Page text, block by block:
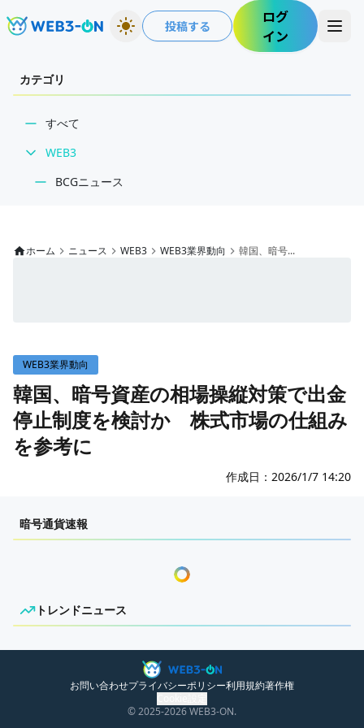
投稿する
ログ
イン
カテゴリ
すべて
WEB3
BCGニュース
インタビュー/WEB3
WEB3イベント
GAME
ゲームニュース
インタビュー/GAME
ECONOMY
トレンドニュース
ホーム ニュース WEB3 WEB3業界動向 韓国、暗号...
WEB3業界動向
韓国、暗号資産の相場操縦対策で出金
停止制度を検討か 株式市場の仕組み
を参考に
作成日： 2026/1/7 14:20
センチメンタルな岩狸
韓国メディア報道によると、韓国金融委員会の会議
で、暗号資産取引における相場操縦対策として、資
本市場法上の支払停止制度を暗号資産にも応用する
案が言及されました。支払停止は、不公正取引に使
われた疑いのある資産や口座について、出金や移転
を一時的に制限する措置です。
暗号資産では、疑わしい取引によって得た利益が個
暗号通貨速報
トレンドニュース
ニュースがありません。
お問い合わせプライバシーポリシー利用規約著作権
© 2025-2026WEB3-ON.